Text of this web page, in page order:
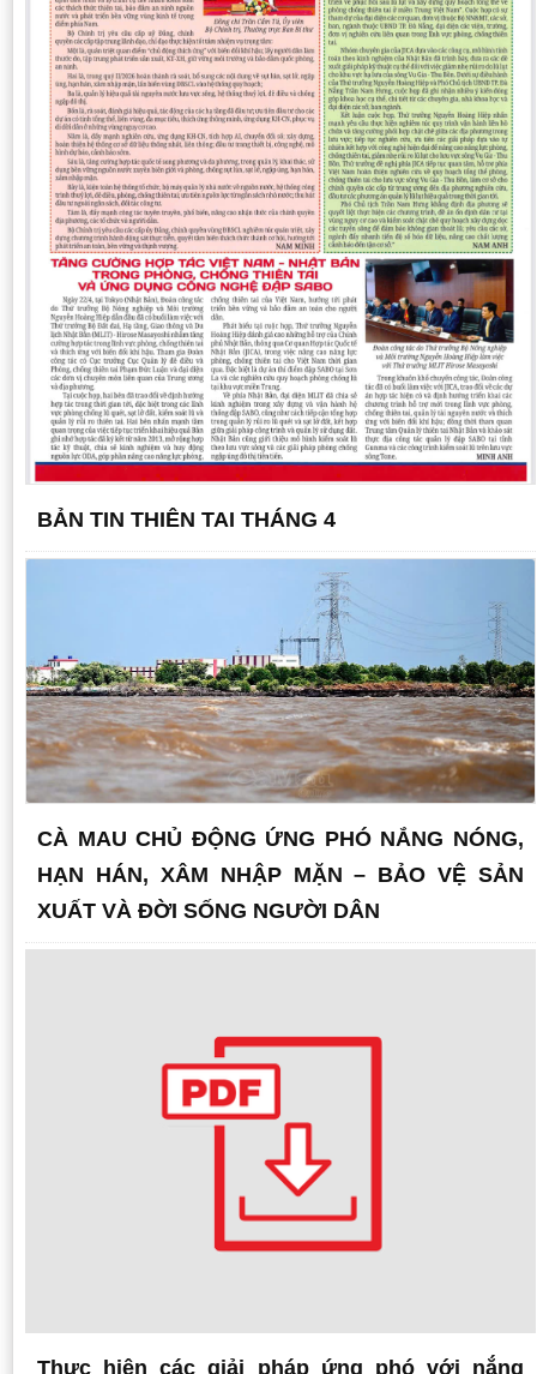
BẢN TIN THIÊN TAI THÁNG 4
CÀ MAU CHỦ ĐỘNG ỨNG PHÓ NẮNG NÓNG,
HẠN HÁN, XÂM NHẬP MẶN – BẢO VỆ SẢN
XUẤT VÀ ĐỜI SỐNG NGƯỜI DÂN
Thực hiện các giải pháp ứng phó với nắng